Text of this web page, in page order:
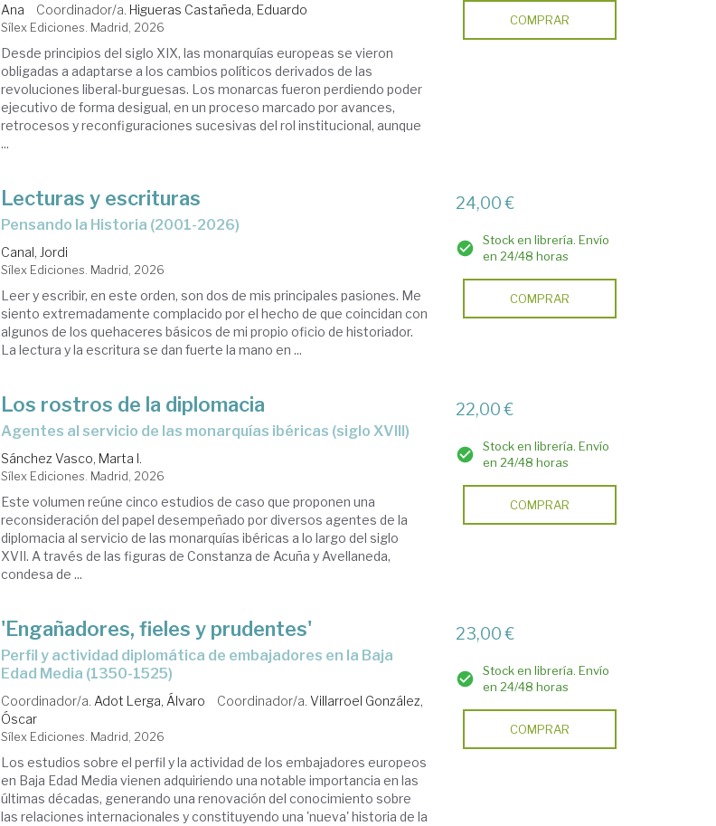
Ana
Coordinador/a. Higueras Castañeda, Eduardo
Sílex Ediciones. Madrid, 2026
Desde principios del siglo XIX, las monarquías europeas se vieron
obligadas a adaptarse a los cambios políticos derivados de las
revoluciones liberal-burguesas. Los monarcas fueron perdiendo poder
ejecutivo de forma desigual, en un proceso marcado por avances,
retrocesos y reconfiguraciones sucesivas del rol institucional, aunque
...
COMPRAR
Lecturas y escrituras
Pensando la Historia (2001-2026)
Canal, Jordi
Sílex Ediciones. Madrid, 2026
Leer y escribir, en este orden, son dos de mis principales pasiones. Me
siento extremadamente complacido por el hecho de que coincidan con
algunos de los quehaceres básicos de mi propio oficio de historiador.
La lectura y la escritura se dan fuerte la mano en ...
24,00 €
Stock en librería. Envío
en 24/48 horas
COMPRAR
Los rostros de la diplomacia
Agentes al servicio de las monarquías ibéricas (siglo XVIII)
Sánchez Vasco, Marta I.
Sílex Ediciones. Madrid, 2026
Este volumen reúne cinco estudios de caso que proponen una
reconsideración del papel desempeñado por diversos agentes de la
diplomacia al servicio de las monarquías ibéricas a lo largo del siglo
XVII. A través de las figuras de Constanza de Acuña y Avellaneda,
condesa de ...
22,00 €
Stock en librería. Envío
en 24/48 horas
COMPRAR
'Engañadores, fieles y prudentes'
Perfil y actividad diplomática de embajadores en la Baja
Edad Media (1350-1525)
Coordinador/a. Adot Lerga, Álvaro Coordinador/a.Villarroel González,
Óscar
Sílex Ediciones. Madrid, 2026
Los estudios sobre el perfil y la actividad de los embajadores europeos
en Baja Edad Media vienen adquiriendo una notable importancia en las
últimas décadas, generando una renovación del conocimiento sobre
las relaciones internacionales y constituyendo una 'nueva' historia de la
23,00 €
Stock en librería. Envío
en 24/48 horas
COMPRAR